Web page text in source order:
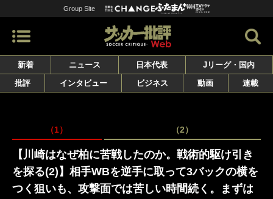
Group Site
新着 ニュース 日本代表
Jリーグ・国内
批評
インタビュー ビジネス 動画 連載
（1） （2）
【川崎はなぜ柏に苦戦したのか。戦術的駆け引き
を探る(2)】相手WBを逆手に取って3バックの横を
つく狙いも、攻撃面では苦しい時間続く。まずは